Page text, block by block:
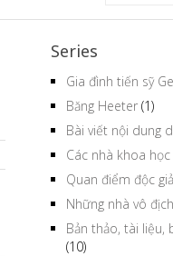
Series
Gia đình tiến sỹ
Băng Heeter (1)
Bài viết nội dung
Các nhà khoa
Quan điểm độc giả
Những nhà vô
Bản thảo, tài liệu,
(10)